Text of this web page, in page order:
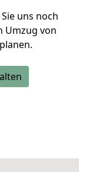
uns noch
Umzug von